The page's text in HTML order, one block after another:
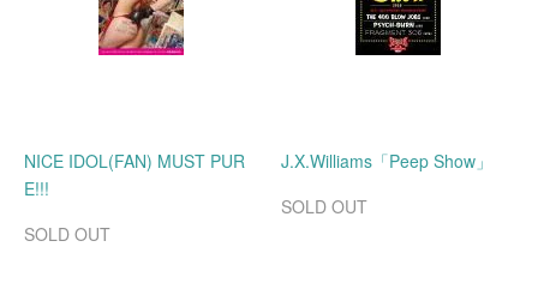
NICE IDOL(FAN) MUST PUR
E!!!
SOLD OUT
J.X.Williams「Peep Show」
SOLD OUT